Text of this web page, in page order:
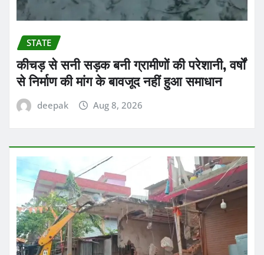
STATE
कीचड़ से सनी सड़क बनी ग्रामीणों की परेशानी, वर्षों
से निर्माण की मांग के बावजूद नहीं हुआ समाधान
deepak Aug 8, 2026